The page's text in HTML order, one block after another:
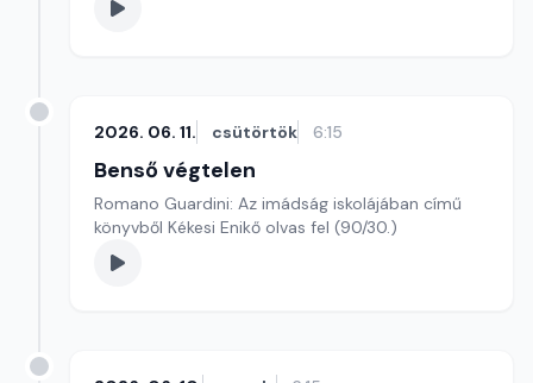
2026. 06. 11. csütörtök 6:15
Benső végtelen
Romano Guardini: Az imádság iskolájában című
könyvből Kékesi Enikő olvas fel (90/30.)